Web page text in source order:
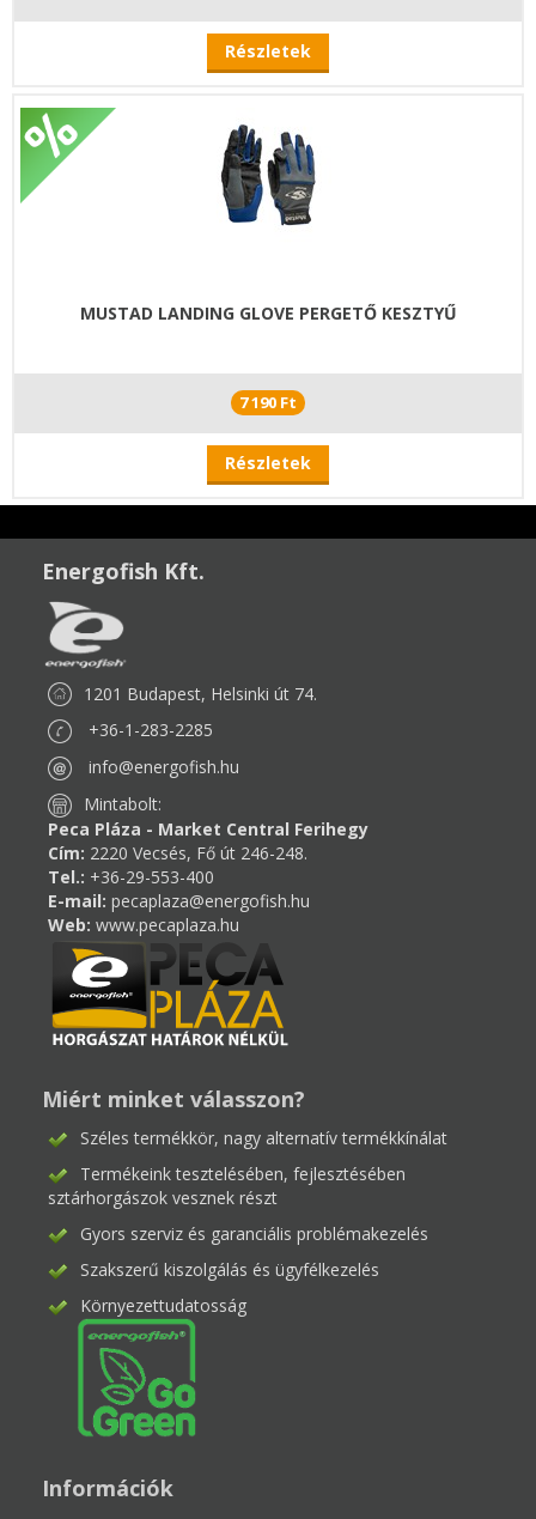
Részletek
MUSTAD LANDING GLOVE PERGETŐ KESZTYŰ
7 190 Ft
Részletek
Energofish Kft.
1201 Budapest, Helsinki út 74.
+36-1-283-2285
info@energofish.hu
Mintabolt:
Peca Pláza - Market Central Ferihegy
Cím: 2220 Vecsés, Fő út 246-248.
Tel.: +36-29-553-400
E-mail: pecaplaza@energofish.hu
Web: www.pecaplaza.hu
Miért minket válasszon?
Széles termékkör, nagy alternatív termékkínálat
Termékeink tesztelésében, fejlesztésében
sztárhorgászok vesznek részt
Gyors szerviz és garanciális problémakezelés
Szakszerű kiszolgálás és ügyfélkezelés
Környezettudatosság
Információk